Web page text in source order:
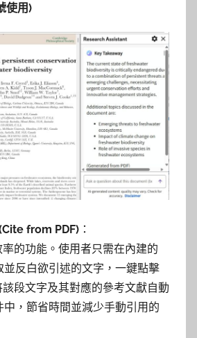
使用)
from PDF) ：
的功能。使用者只需在內建的
並反白欲引述的文字，一鍵點擊
段文字及其對應的參考文獻自動
，節省時間並減少手動引用的